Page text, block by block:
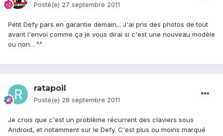
Posté(e) 27 septembre 2011
Petit Defy pars en garantie demain... J'ai pris des photos de tout
avant l'envoi comme ça je vous dirai si c'est une nouveau modèle
ou non... ^^
ratapoil
Posté(e) 28 septembre 2011
Je crois que c'est un problème récurrent des claviers sous
Android, et notamment sur le Defy. C'est plus ou moins marqué